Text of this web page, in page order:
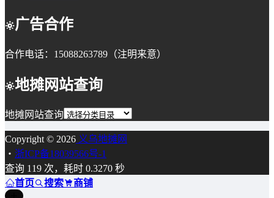
广告合作
合作电话：15088263789（注明来意）
地摊网站查询
地摊网站查询
Copyright © 2026 义乌地摊网
・ 浙ICP备18039566号-1
查询 119 次，耗时 0.3270 秒
首页
搜索 商铺